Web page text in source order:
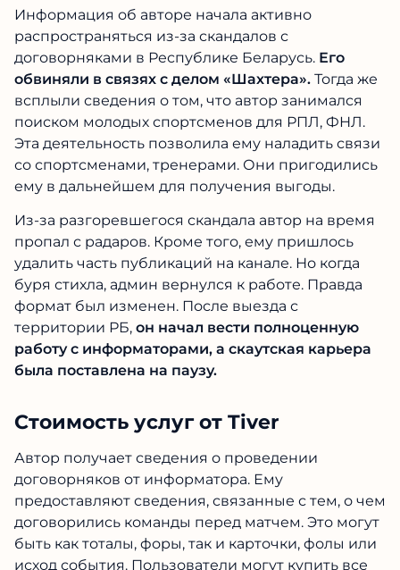
Информация об авторе начала активно
распространяться из-за скандалов с
договорняками в Республике Беларусь. Его
обвиняли в связях с делом «Шахтера». Тогда же
всплыли сведения о том, что автор занимался
поиском молодых спортсменов для РПЛ, ФНЛ.
Эта деятельность позволила ему наладить связи
со спортсменами, тренерами. Они пригодились
ему в дальнейшем для получения выгоды.
Из-за разгоревшегося скандала автор на время
пропал с радаров. Кроме того, ему пришлось
удалить часть публикаций на канале. Но когда
буря стихла, админ вернулся к работе. Правда
формат был изменен. После выезда с
территории РБ, он начал вести полноценную
работу с информаторами, а скаутская карьера
была поставлена на паузу.
Стоимость услуг от Tiver
Автор получает сведения о проведении
договорняков от информатора. Ему
предоставляют сведения, связанные с тем, о чем
договорились команды перед матчем. Это могут
быть как тоталы, форы, так и карточки, фолы или
исход события. Пользователи могут купить все